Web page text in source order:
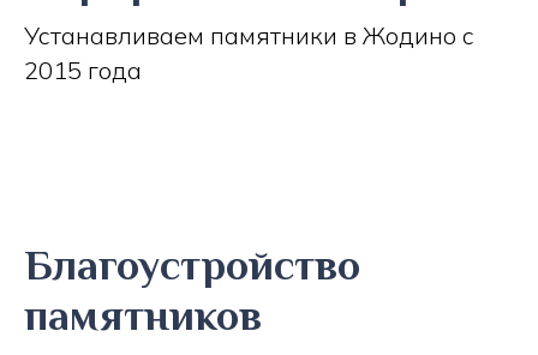
Устанавливаем памятники в Жодино с
2015 года
Благоустройство
памятников